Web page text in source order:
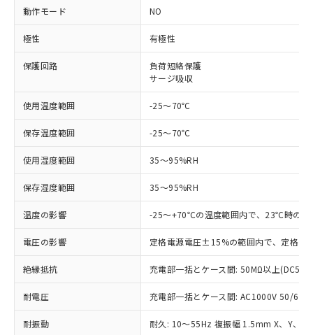
動作モード NO
極性 有極性
保護回路
負荷短絡保護
サージ吸収
使用温度範囲 -25～70℃
保存温度範囲 -25～70℃
使用湿度範囲 35～95%RH
保存湿度範囲 35～95%RH
温度の影響 -25～+70℃の温度範囲内で、23℃時の
電圧の影響 定格電源電圧±15%の範囲内で、定格電
絶縁抵抗 充電部一括とケース間: 50MΩ以上
耐電圧 充電部一括とケース間: AC1000V 50/
耐振動 耐久: 10～55Hz 複振幅 1.5mm X、Y、Z
ご利用条件
以下の条件をお読みいただき、同意のうえ
ご利用ください。
本サービスは、当社制御機器事業取扱
商品の当社在庫状況および標準価格
(税抜)を提供させていただくもので
当社制御機器事業取扱商品の中には、
本サービスの対象外となる商品もある
ことをご了承ください。
在庫状況および標準価格照会結果は、
記載している更新日時点での社内デー
タに基づき作成されるものであり、閲
※1 対応状況
対応済み：EU RoHS指令（10物質）の
非含有に対応した製品が提供可能な商品で
対応予定：EU RoHS指令（10物質）の非含
有に対応した製品に切り替える予定のある
対応予定なし：EU RoHS指令（10物質）の
非含有に非対応の商品で、対応品を出す予
定はありません。
非含有の対応状況を調査中または確認中の
商品です。
非該当品：ライセンス料など無形物で、有
害物質有無と関係のない商品です。
仕入先様の事情により、非含有部品として
いたものが、含有品と判明した場合などや
むを得ず変更することがあります。
*EU RoHS指令（10物質）：
鉛(Pb) 1000ppm以下、 水銀(Hg) 1000ppm以下、 カド
※1 中国RoHS○×表
「○」：最大均質材料含有率が中国RoHSの
基準値以下であることを示します。
「×」：最大均質材料含有率が中国RoHSの
基準値を超えていることを示します。
「－」：未確認です。当社販売部門へお問
*中国RoHS10物質の基準値 (GB/T26572)：
当社は、これら貴社製品のうち、外国
為替および外国貿易法に定める商品
（以下｢規制貨物等」という）を輸出
または国外への提供する場合は、日本
国政府の輸出許可(または役務取引許